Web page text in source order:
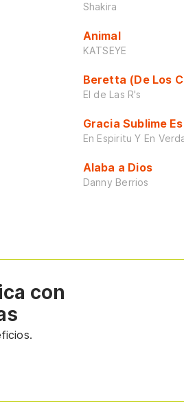
Shakira
Animal
KATSEYE
Beretta (De Los
El de Las R's
Gracia Sublime Es
En Espiritu Y En
Alaba a Dios
Danny Berrios
con